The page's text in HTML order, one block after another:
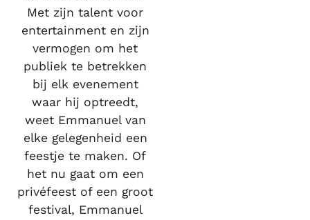
Met zijn talent voor
entertainment en zijn
vermogen om het
publiek te betrekken
bij elk evenement
waar hij optreedt,
weet Emmanuel van
elke gelegenheid een
feestje te maken. Of
het nu gaat om een
privéfeest of een groot
festival, Emmanuel